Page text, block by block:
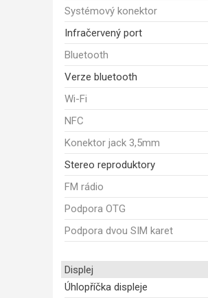
Systémový konektor
Infračervený port
Bluetooth
Verze bluetooth
Wi-Fi
NFC
Konektor jack 3,5mm
Stereo reproduktory
FM rádio
Podpora OTG
Podpora dvou SIM karet
Displej
Úhlopříčka displeje